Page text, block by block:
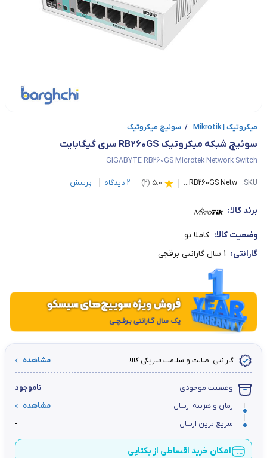
میکروتیک | Mikrotik / سوئیچ میکروتیک
سوئیچ شبکه میکروتیک RB260GS سری گیگابایت
GIGABYTE RB260GS Microtek Network Switch
SKU:
RB260GS Netw...
5.0
(
2
)
2 دیدگاه پرسش
برند کالا:
وضعیت کالا: کاملا نو
گارانتی: 1 سال گارانتی برقچی
گارانتی اصالت و سلامت فیزیکی کالا مشاهده
وضعیت موجودی
ناموجود
زمان و هزینه ارسال
مشاهده
سریع ترین ارسال
-
امکان خرید اقساطی از یکتاپی